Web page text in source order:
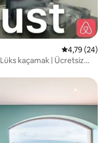
5 üzerinden
4,79 (24)
kaçamak | Ücretsiz